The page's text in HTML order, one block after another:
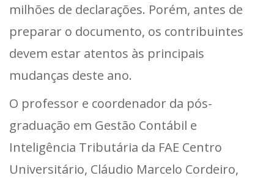
milhões de declarações. Porém, antes de
preparar o documento, os contribuintes
devem estar atentos às principais
mudanças deste ano.
O professor e coordenador da pós-
graduação em Gestão Contábil e
Inteligência Tributária da FAE Centro
Universitário, Cláudio Marcelo Cordeiro,